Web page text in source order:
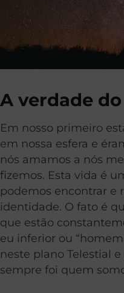
A verdade
Em nosso primeiro
em nossa esfera e
nós amamos a nós
fizemos. Esta vida é
podemos encontrar e
identidade. O fato é
que estão
eu inferior ou
neste plano Telestial
sempre foi quem